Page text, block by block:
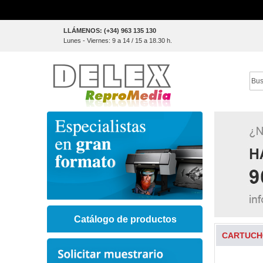
LLÁMENOS: (+34) 963 135 130
Lunes - Viernes: 9 a 14 / 15 a 18.30 h.
Catálogo de productos